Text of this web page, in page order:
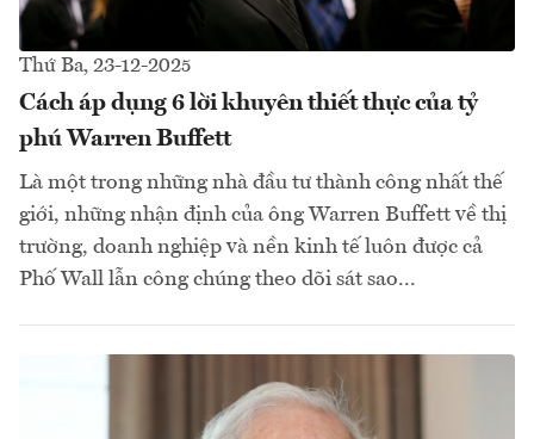
Thứ Ba, 23-12-2025
Cách áp dụng 6 lời khuyên thiết thực của tỷ
phú Warren Buffett
Là một trong những nhà đầu tư thành công nhất thế
giới, những nhận định của ông Warren Buffett về thị
trường, doanh nghiệp và nền kinh tế luôn được cả
Phố Wall lẫn công chúng theo dõi sát sao...